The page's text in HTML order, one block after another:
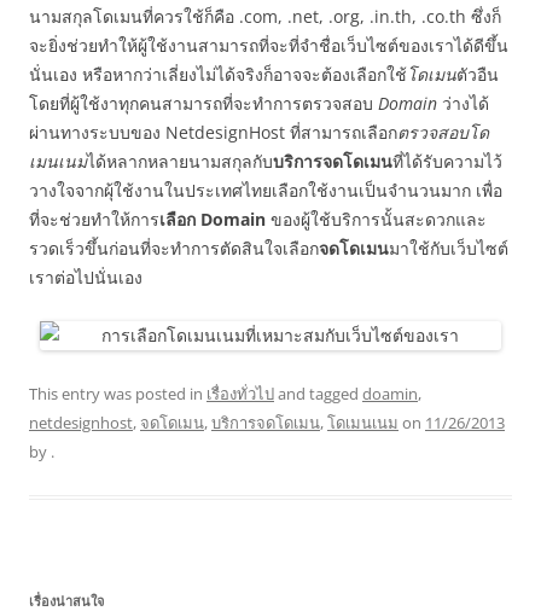
นามสกุลโดเมนที่ควรใช้ก็คือ .com, .net, .org, .in.th, .co.th ซึ่งก็
จะยิ่งช่วยทำให้ผู้ใช้งานสามารถที่จะที่จำชื่อเว็บไซต์ของเราได้ดีขึ้น
นั่นเอง หรือหากว่าเลี่ยงไม่ได้จริงก็อาจจะต้องเลือกใช้โดเมนตัวอืน
โดยที่ผู้ใช้งาทุกคนสามารถที่จะทำการตรวจสอบ Domain ว่างได้
ผ่านทางระบบของ NetdesignHost ที่สามารถเลือกตรวจสอบโด
เมนเนมได้หลากหลายนามสกุลกับบริการจดโดเมนที่ได้รับความไว้
วางใจจากผุ้ใช้งานในประเทศไทยเลือกใช้งานเป็นจำนวนมาก เพื่อ
ที่จะช่วยทำให้การเลือก Domain ของผู้ใช้บริการนั้นสะดวกและ
รวดเร็วขึ้นก่อนที่จะทำการตัดสินใจเลือกจดโดเมนมาใช้กับเว็บไซต์
เราต่อไปนั่นเอง
This entry was posted in เรื่องทั่วไปand tagged doamin,
netdesignhost, จดโดเมน,บริการจดโดเมน,โดเมนเนม on 11/26/2013
by .
เรื่องน่าสนใจ